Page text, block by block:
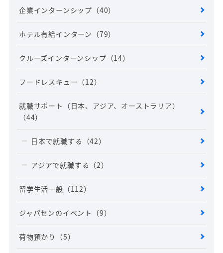
企業インターンシップ （40）
ホテル有給インターン （79）
クルーズインターンシップ （14）
フードレスキュー （12）
就職サポート（日本、アジア、オーストラリア）
（44）
日本で就職する （42）
アジアで就職する （2）
留学生活一般 （112）
ジャパセンのイベント （9）
荷物預かり （5）